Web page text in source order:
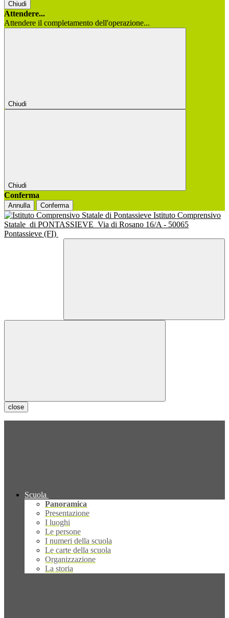
Chiudi
Attendere...
Attendere il completamento dell'operazione...
Chiudi
Chiudi
Conferma
Annulla Conferma
Istituto Comprensivo
Statale di PONTASSIEVE Via di Rosano 16/A - 50065
Pontassieve (FI)
close
Scuola
Panoramica
Presentazione
I luoghi
Le persone
I numeri della scuola
Le carte della scuola
Organizzazione
La storia